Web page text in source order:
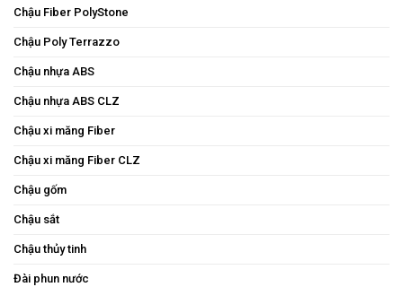
Chậu Fiber PolyStone
Chậu Poly Terrazzo
Chậu nhựa ABS
Chậu nhựa ABS CLZ
Chậu xi măng Fiber
Chậu xi măng Fiber CLZ
Chậu gốm
Chậu sắt
Chậu thủy tinh
Đài phun nước